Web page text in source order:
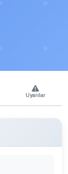
Uyarılar